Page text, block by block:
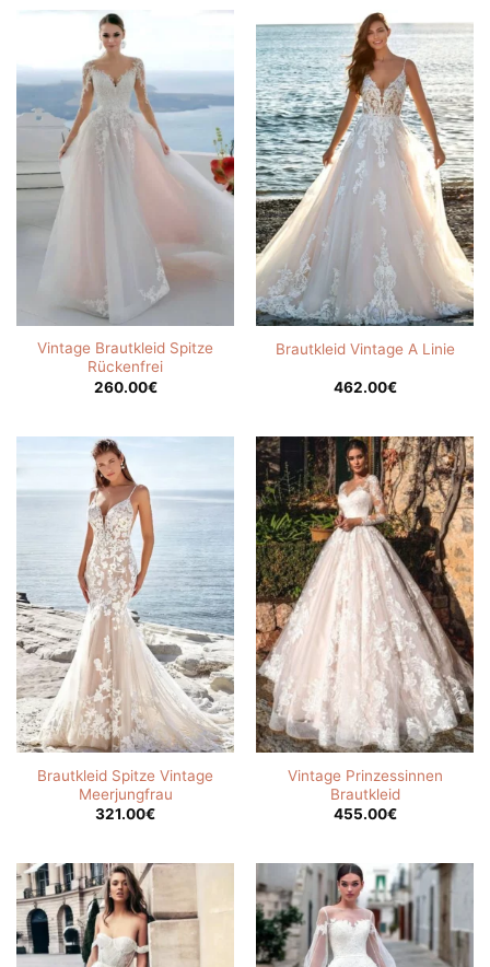
Vintage Brautkleid Spitze
Rückenfrei
260.00€
Brautkleid Vintage A Linie
462.00€
Brautkleid Spitze Vintage
Meerjungfrau
321.00€
Vintage Prinzessinnen
Brautkleid
455.00€